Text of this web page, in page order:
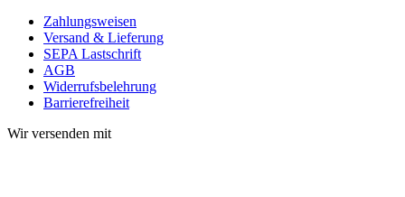
Zahlungsweisen
Versand & Lieferung
SEPA Lastschrift
AGB
Widerrufsbelehrung
Barrierefreiheit
Wir versenden mit